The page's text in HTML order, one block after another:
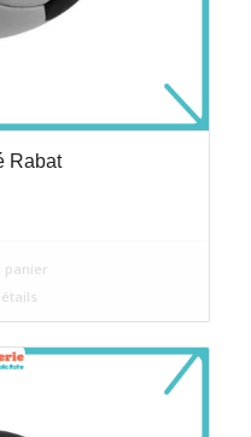
Rabat
panier